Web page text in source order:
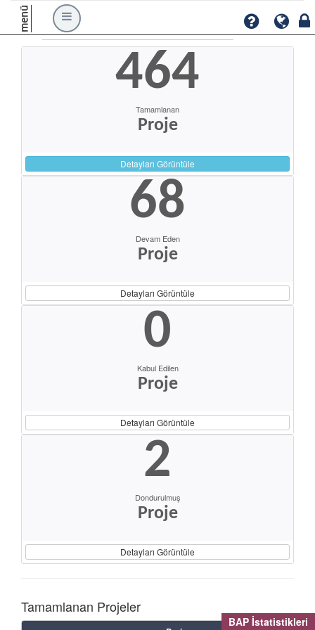
BAP İstatistikleri
menü
464
Tamamlanan
Proje
Detayları Görüntüle
68
Devam Eden
Proje
Detayları Görüntüle
0
Kabul Edilen
Proje
Detayları Görüntüle
2
Dondurulmuş
Proje
Detayları Görüntüle
Tamamlanan Projeler